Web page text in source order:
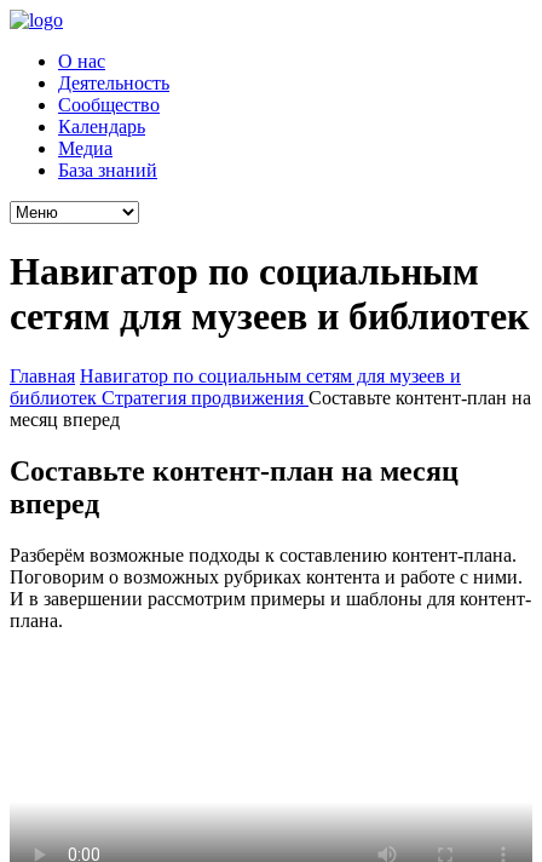
О нас
Деятельность
Сообщество
Календарь
Медиа
База знаний
Навигатор по социальным
сетям для музеев и библиотек
Главная Навигатор по социальным сетям для музеев и
библиотек Стратегия продвижения Составьте контент-план на
месяц вперед
Составьте контент-план на месяц
вперед
Разберём возможные подходы к составлению контент-плана.
Поговорим о возможных рубриках контента и работе с ними.
И в завершении рассмотрим примеры и шаблоны для контент-
плана.